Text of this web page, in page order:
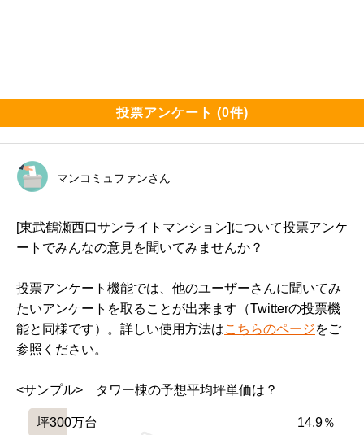
投票アンケート (0件)
マンコミュファンさん
[東武鶴瀬西口サンライトマンション]について投票アンケ
ートでみんなの意見を聞いてみませんか？
投票アンケート機能では、他のユーザーさんに聞いてみ
たいアンケートを取ることが出来ます（Twitterの投票機
能と同様です）。詳しい使用方法はこちらのページをご
参照ください。
<サンプル>　タワー棟の予想平均坪単価は？
坪300万台 14.9％